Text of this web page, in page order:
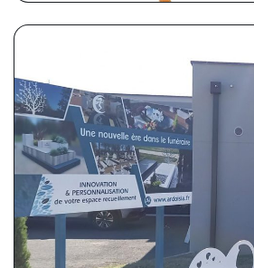
ARDOISIA
Panneau publicitaire